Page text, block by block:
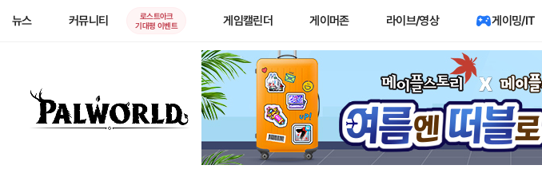
뉴스 커뮤니티
로스트아크
기대평 이벤트
게임캘린더 게이머존 라이브/영상 게이밍/IT